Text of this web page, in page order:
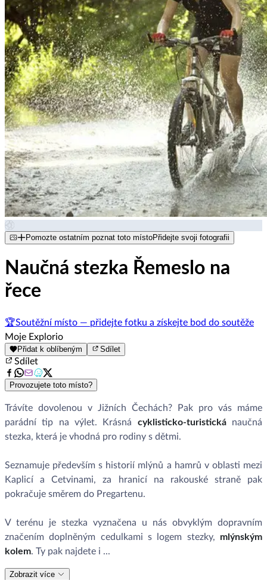
Pomozte ostatním poznat toto místoPřidejte svoji fotografii
Naučná stezka Řemeslo na
řece
🏆Soutěžní místo — přidejte fotku a získejte bod do soutěže
Moje Explorio
Přidat k oblíbeným Sdílet
Sdílet
Provozujete toto místo?
Trávíte dovolenou v Jižních Čechách? Pak pro vás máme
parádní tip na výlet. Krásná cyklisticko-turistická naučná
stezka, která je vhodná pro rodiny s dětmi.
Seznamuje především s historií mlýnů a hamrů v oblasti mezi
Kaplicí a Cetvinami, za hranicí na rakouské straně pak
pokračuje směrem do Pregartenu.
V terénu je stezka vyznačena u nás obvyklým dopravním
značením doplněným cedulkami s logem stezky, mlýnským
kolem. Ty pak najdete i ...
Zobrazit více